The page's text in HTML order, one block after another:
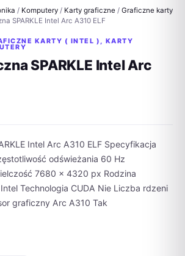
/ Komputery / Karty graficzne / Graficzne karty
SPARKLE Intel Arc A310 ELF
KARTY ( INTEL ) , KARTY
SPARKLE Intel Arc
Intel Arc A310 ELF Specyfikacja
odświeżania 60 Hz
7680 x 4320 px Rodzina
Technologia CUDA Nie Liczba rdzeni
graficzny Arc A310 Tak